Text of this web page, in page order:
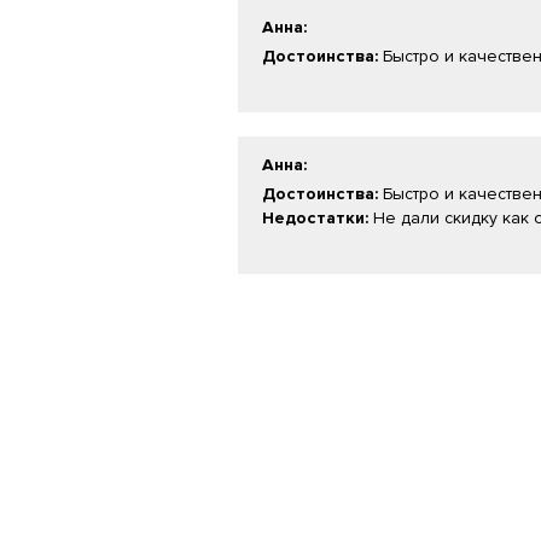
Анна:
Достоинства:Быстро и
Анна:
Достоинства:Быстро и
Недостатки:Не дали скидку как